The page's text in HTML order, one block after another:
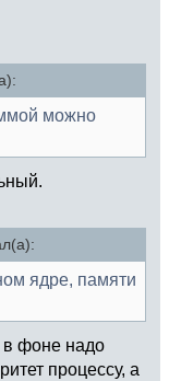
можно
ядре, памяти
в фоне надо
процессу, а